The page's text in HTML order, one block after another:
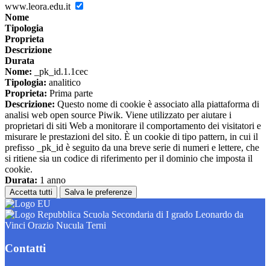
www.leora.edu.it
Nome
Tipologia
Proprieta
Descrizione
Durata
Nome: _pk_id.1.1cec
Tipologia: analitico
Proprieta: Prima parte
Descrizione: Questo nome di cookie è associato alla piattaforma di
analisi web open source Piwik. Viene utilizzato per aiutare i
proprietari di siti Web a monitorare il comportamento dei visitatori e
misurare le prestazioni del sito. È un cookie di tipo pattern, in cui il
prefisso _pk_id è seguito da una breve serie di numeri e lettere, che
si ritiene sia un codice di riferimento per il dominio che imposta il
cookie.
Durata: 1 anno
Accetta tutti Salva le preferenze
Scuola Secondaria di I grado Leonardo da
Vinci Orazio Nucula Terni
Contatti